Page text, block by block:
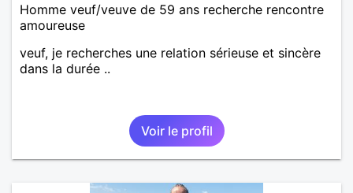
Homme veuf/veuve de 59 ans recherche rencontre
amoureuse
veuf, je recherches une relation sérieuse et sincère
dans la durée ..
Voir le profil